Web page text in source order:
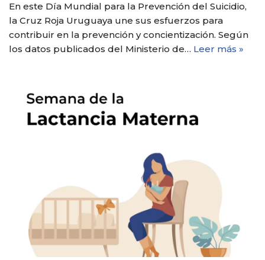
En este Día Mundial para la Prevención del Suicidio,
la Cruz Roja Uruguaya une sus esfuerzos para
contribuir en la prevención y concientización. Según
los datos publicados del Ministerio de… Leer más »